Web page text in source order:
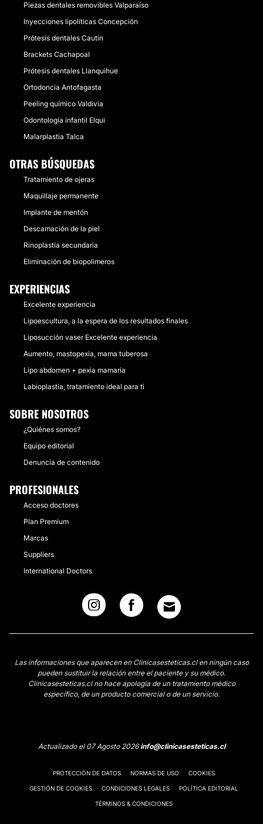
Piezas dentales removibles Valparaíso
Inyecciones lipolíticas Concepción
Prótesis dentales Cautín
Brackets Cachapoal
Prótesis dentales Llanquihue
Ortodoncia Antofagasta
Peeling químico Valdivia
Odontología infantil Elqui
Malarplastia Talca
OTRAS BÚSQUEDAS
Tratamiento de ojeras
Maquillaje permanente
Implante de mentón
Descamación de la piel
Rinoplastía secundaria
Eliminación de biopolimeros
EXPERIENCIAS
Excelente experiencia
Lipoescultura, a la espera de los resultados finales
Liposucción vaser Excelente experiencia
Aumento, mastopexia, mama tuberosa
Lipo abdomen + pexia mamaria
Labioplastia, tratamiento ideal para ti
SOBRE NOSOTROS
¿Quiénes somos?
Equipo editorial
Denuncia de contenido
PROFESIONALES
Acceso doctores
Plan Premium
Marcas
Suppliers
International Doctors
Las informaciones que aparecen en Clinicasesteticas.cl en ningún caso
pueden sustituir la relación entre el paciente y su médico.
Clinicasesteticas.cl no hace apología de un tratamiento médico
específico, de un producto comercial o de un servicio.
Actualizado el 07 Agosto 2026info@clinicasesteticas.cl
PROTECCIÓN DE DATOS NORMAS DE USO COOKIES
GESTIÓN DE COOKIES CONDICIONES LEGALES POLÍTICA EDITORIAL
TÉRMINOS & CONDICIONES